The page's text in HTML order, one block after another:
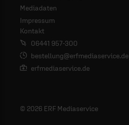
Mediadaten
Impressum
Kontakt
06441 957-300
bestellung@erfmediaservice.de
erfmediaservice.de
© 2026 ERF Mediaservice